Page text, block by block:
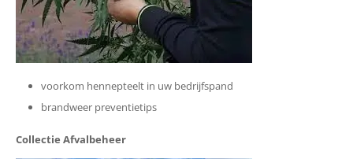
voorkom hennepteelt in uw bedrijfspand
brandweer preventietips
Collectie Afvalbeheer